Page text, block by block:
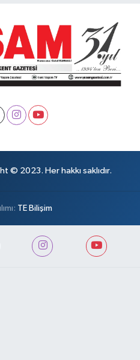
© 2023. Her hakkı saklıdır.
TE Bilişim